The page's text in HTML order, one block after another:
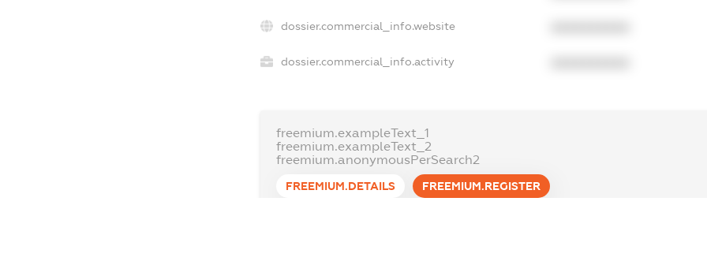
dossier.commercial_info.website
dossier.commercial_info.activity
freemium.exampleText_1
freemium.exampleText_2
freemium.anonymousPerSearch2
FREEMIUM.DETAILS FREEMIUM.REGISTER